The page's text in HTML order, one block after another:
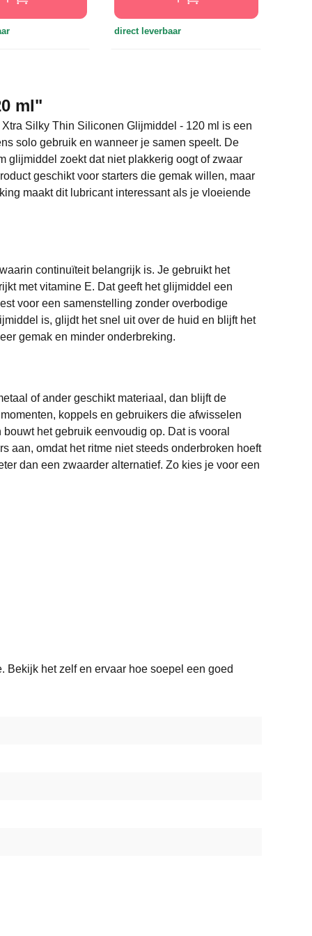
direct leverbaar
ml"
Silky Thin Siliconen Glijmiddel - 120 ml is een
solo gebruik en wanneer je samen speelt. De
glijmiddel zoekt dat niet plakkerig oogt of zwaar
geschikt voor starters die gemak willen, maar
maakt dit lubricant interessant als je vloeiende
continuïteit belangrijk is. Je gebruikt het
met vitamine E. Dat geeft het glijmiddel een
voor een samenstelling zonder overbodige
is, glijdt het snel uit over de huid en blijft het
gemak en minder onderbreking.
of ander geschikt materiaal, dan blijft de
koppels en gebruikers die afwisselen
het gebruik eenvoudig op. Dat is vooral
aan, omdat het ritme niet steeds onderbroken hoeft
dan een zwaarder alternatief. Zo kies je voor een
het zelf en ervaar hoe soepel een goed